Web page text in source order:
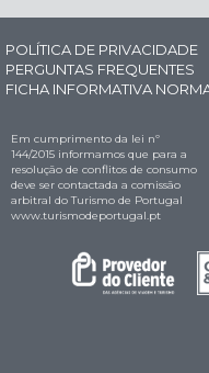
POLÍTICA DE PRIVACIDADE
PERGUNTAS FREQUENTES
FICHA INFORMATIVA
Em cumprimento da lei nº
144/2015 informamos que para a
resolução de conflitos de consumo
deve ser contactada a comissão
arbitral do Turismo de Portugal
www.turismodeportugal.pt